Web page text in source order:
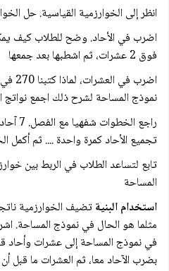
انظر إلى الخوارزمية القياسية. حل
اضرب في الأحاد. وضح للطلاب كيف
فوق 2 عشرات، ثم اشطبها بعد جمعها
نموذج المساحة لشرح ذلك اجمع نواتج
تجميع الأحاد کمرة واحدة .... ثم أكمل
تابع لتساعد الطلاب في الربط بين
المساحة
استخدام البنية
مثلما هو الحال في نموذج المساحة.
في نموذج المساحة إلى عشرات وأحاد
بضرب الآحاد معا، ثم العشرات ما قبل